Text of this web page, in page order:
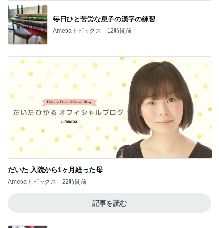
毎日ひと苦労な息子の漢字の練習
Amebaトピックス 12時間前
だいた 入院から1ヶ月経った母
Amebaトピックス 22時間前
記事を読む